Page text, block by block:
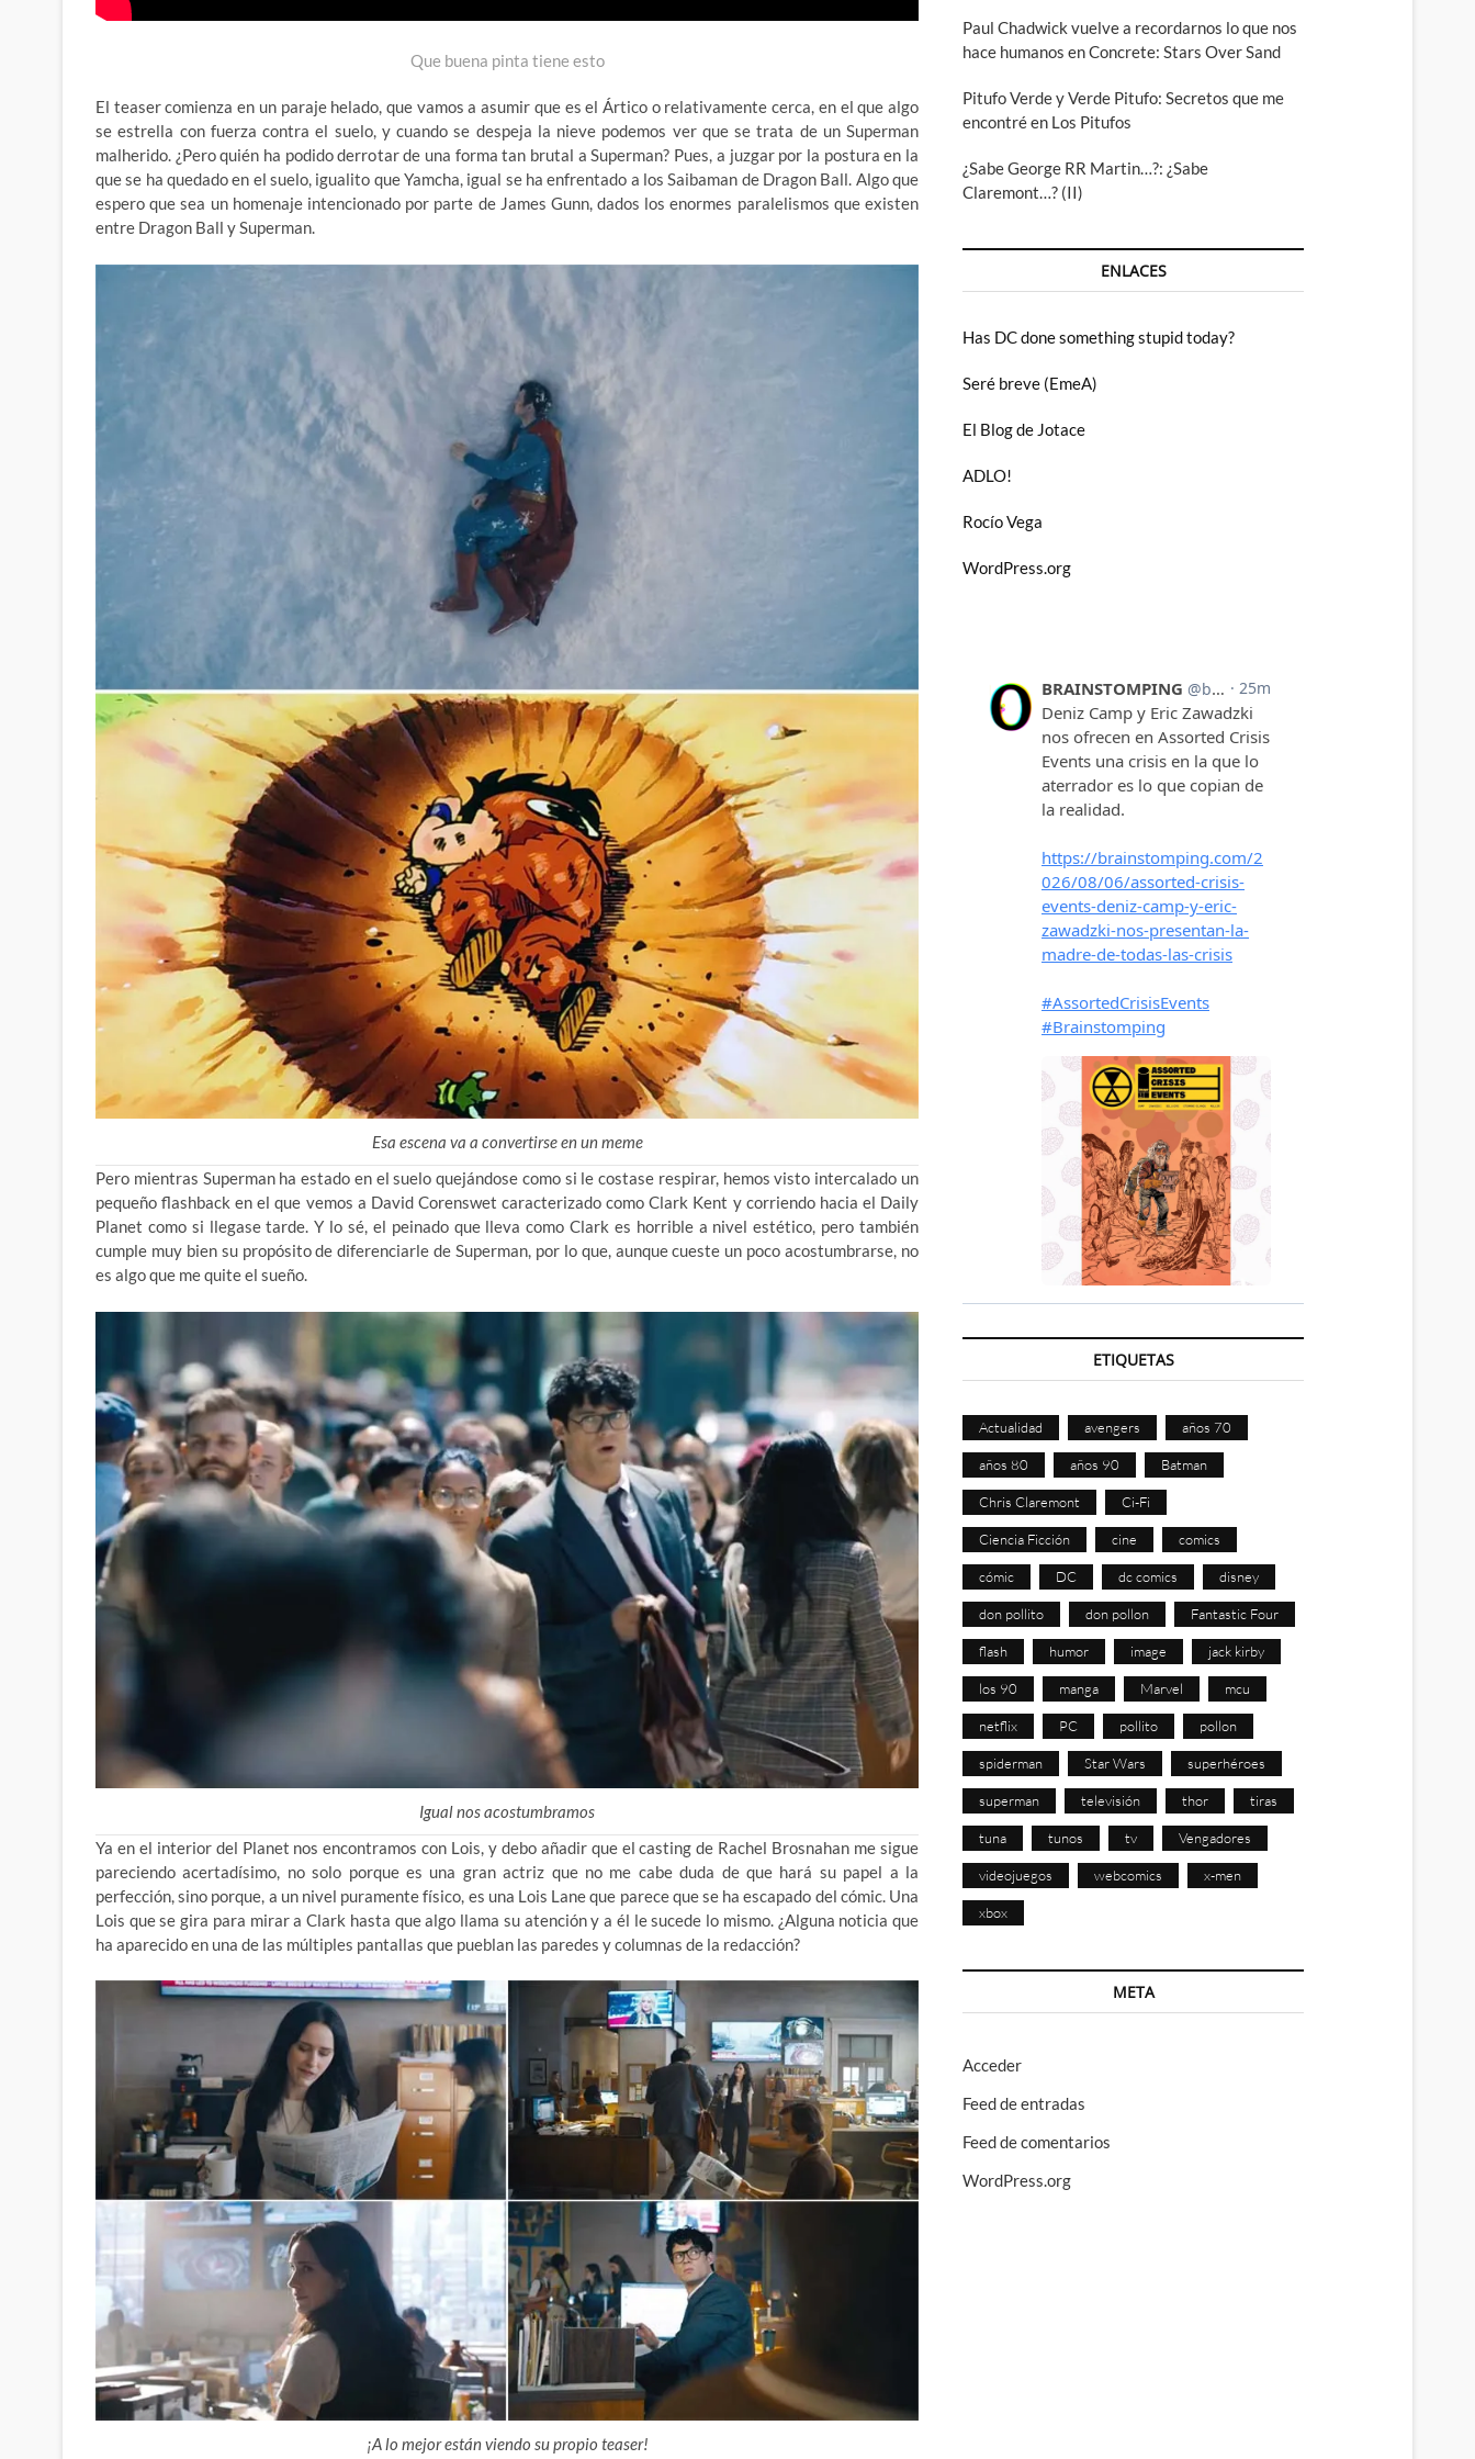
Que buena pinta tiene esto
El teaser comienza en un paraje helado, que vamos a asumir que es el Ártico o relativamente cerca, en el que algo
se estrella con fuerza contra el suelo, y cuando se despeja la nieve podemos ver que se trata de un Superman
malherido. ¿Pero quién ha podido derrotar de una forma tan brutal a Superman? Pues, a juzgar por la postura en la
que se ha quedado en el suelo, igualito que Yamcha, igual se ha enfrentado a los Saibaman de Dragon Ball. Algo que
espero que sea un homenaje intencionado por parte de James Gunn, dados los enormes paralelismos que existen
entre Dragon Ball y Superman.
Esa escena va a convertirse en un meme
Pero mientras Superman ha estado en el suelo quejándose como si le costase respirar, hemos visto intercalado un
pequeño flashback en el que vemos a David Corenswet caracterizado como Clark Kent y corriendo hacia el Daily
Planet como si llegase tarde. Y lo sé, el peinado que lleva como Clark es horrible a nivel estético, pero también
cumple muy bien su propósito de diferenciarle de Superman, por lo que, aunque cueste un poco acostumbrarse, no
es algo que me quite el sueño.
Igual nos acostumbramos
Ya en el interior del Planet nos encontramos con Lois, y debo añadir que el casting de Rachel Brosnahan me sigue
pareciendo acertadísimo, no solo porque es una gran actriz que no me cabe duda de que hará su papel a la
perfección, sino porque, a un nivel puramente físico, es una Lois Lane que parece que se ha escapado del cómic. Una
Lois que se gira para mirar a Clark hasta que algo llama su atención y a él le sucede lo mismo. ¿Alguna noticia que
ha aparecido en una de las múltiples pantallas que pueblan las paredes y columnas de la redacción?
¡A lo mejor están viendo su propio teaser!
Paul Chadwick vuelve a recordarnos lo que nos
hace humanos en Concrete: Stars Over Sand
Pitufo Verde y Verde Pitufo: Secretos que me
encontré en Los Pitufos
¿Sabe George RR Martin…?: ¿Sabe
Claremont…? (II)
ENLACES
Has DC done something stupid today?
Seré breve (EmeA)
El Blog de Jotace
ADLO!
Rocío Vega
WordPress.org
ETIQUETAS
Actualidad avengers años 70
años 80 años 90 Batman
Chris Claremont Ci-Fi
Ciencia Ficción cine comics
cómic DC dc comics disney
don pollito don pollon Fantastic Four
flash humor image jack kirby
los 90 manga Marvel mcu
netflix PC pollito pollon
spiderman Star Wars superhéroes
superman televisión thor tiras
tuna tunos tv Vengadores
videojuegos webcomics x-men
xbox
META
Acceder
Feed de entradas
Feed de comentarios
WordPress.org